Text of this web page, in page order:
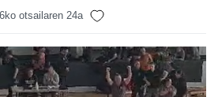
otsailaren 24a